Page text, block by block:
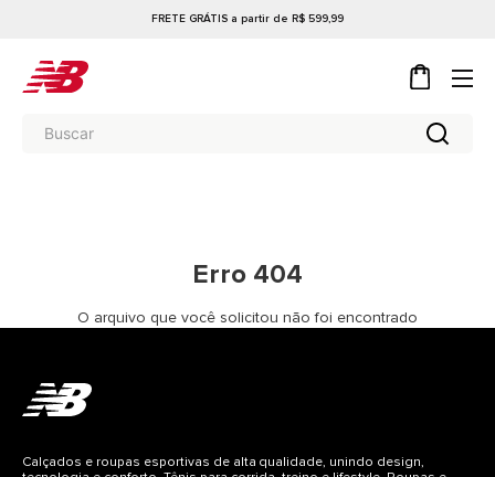
FRETE GRÁTIS a partir de R$ 599,99
Erro 404
O arquivo que você solicitou não foi encontrado
Calçados e roupas esportivas de alta qualidade, unindo design,